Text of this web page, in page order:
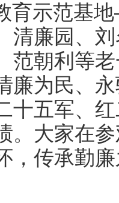
育示范基
清廉园、
范朝利等
廉为民、
十五军、
。大家在
，传承勤